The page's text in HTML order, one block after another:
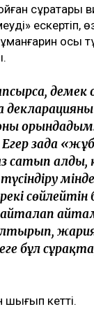
сұрақтары
осы
демек
заңда
сатып алды,
сөйлейтін
бұл
шығып кетті.